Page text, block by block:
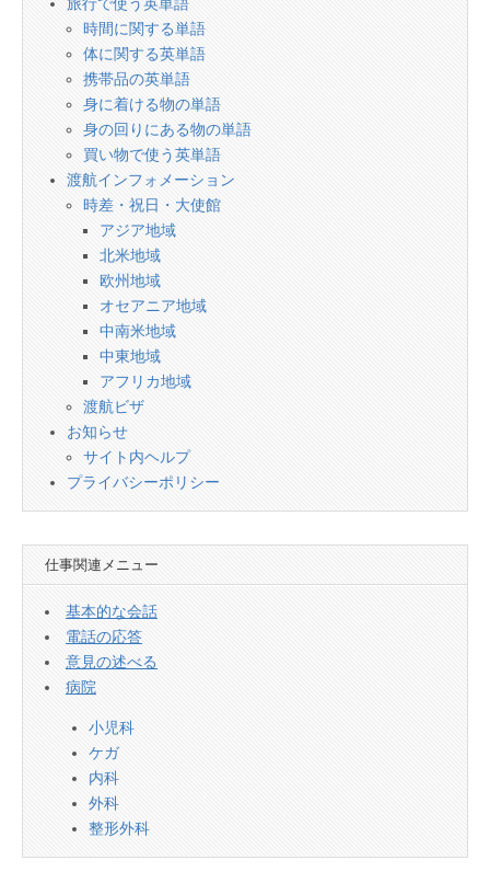
時間に関する単語
体に関する英単語
携帯品の英単語
身に着ける物の単語
身の回りにある物の単語
買い物で使う英単語
渡航インフォメーション
時差・祝日・大使館
アジア地域
北米地域
欧州地域
オセアニア地域
中南米地域
中東地域
アフリカ地域
渡航ビザ
お知らせ
サイト内ヘルプ
プライバシーポリシー
仕事関連メニュー
基本的な会話
電話の応答
意見の述べる
病院
小児科
ケガ
内科
外科
整形外科